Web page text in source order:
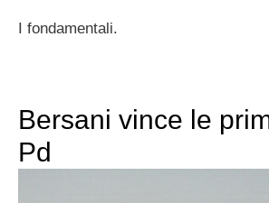
I fondamentali.
Bersani vince le
Pd